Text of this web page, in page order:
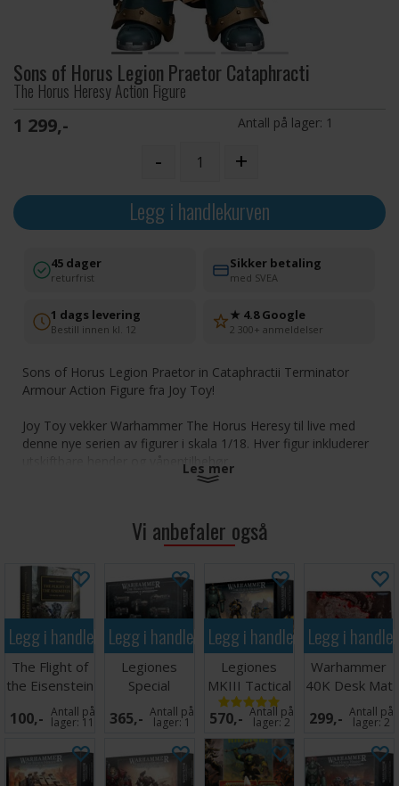
Sons of Horus Legion Praetor Cataphracti
The Horus Heresy Action Figure
1 299,- Antall på lager: 1
- +
Legg i handlekurven
45 dager
returfrist
Sikker betaling
med SVEA
1 dags levering
Bestill innen kl. 12
★ 4.8 Google
2 300+ anmeldelser
Sons of Horus Legion Praetor in Cataphractii Terminator
Armour Action Figure fra Joy Toy!
Joy Toy vekker Warhammer The Horus Heresy til live med
denne nye serien av figurer i skala 1/18. Hver figur inkluderer
utskiftbare hender og våpentilbehør.
Basert på Warhammer The Horus Heresy
Svært detaljert
Fullt artikulert
Les mer
Vi anbefaler også
Legg i handlekurven
The Flight of
the Eisenstein
(Paperback)
100,- Antall på
lager: 11
Legg i handlekurven
Legiones
Special
Weapons
Upgrade Set
365,- Antall på
lager:1
Legg i handlekurven
Legiones
MKIII Tactical
Squad
570,- Antall på
lager:2
Legg i
Warhammer
40K Desk Mat
Galaxy
299,- Antall på
lager:2